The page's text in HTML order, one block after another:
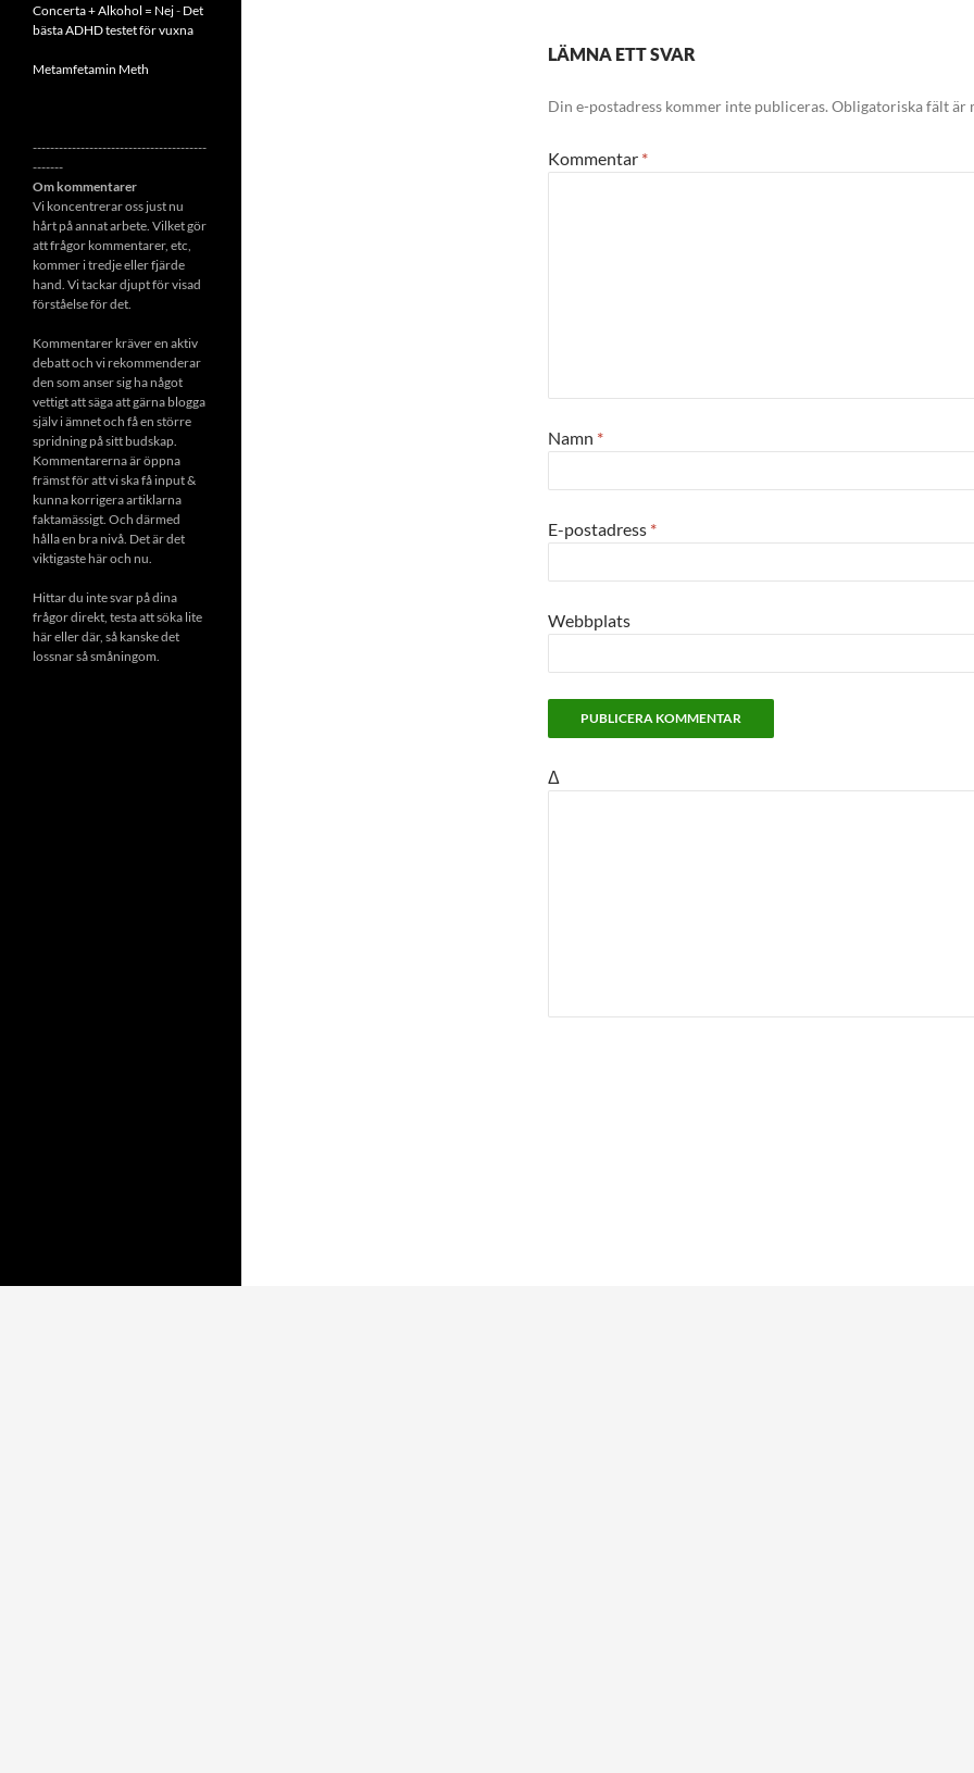
LÄMNA ETT SVAR
Din e-postadress kommer inte publiceras. Obligatoriska fält är
Kommentar *
Namn *
E-postadress *
Webbplats
Δ
Concerta + Alkohol = Nej- Det
bästa ADHD testet för vuxna
Metamfetamin Meth
----------------------------------------
-------
Om kommentarer
Vi koncentrerar oss just nu
hårt på annat arbete. Vilket gör
att frågor kommentarer, etc,
kommer i tredje eller fjärde
hand. Vi tackar djupt för visad
förståelse för det.
Kommentarer kräver en aktiv
debatt och vi rekommenderar
den som anser sig ha något
vettigt att säga att gärna blogga
själv i ämnet och få en större
spridning på sitt budskap.
Kommentarerna är öppna
främst för att vi ska få input &
kunna korrigera artiklarna
faktamässigt. Och därmed
hålla en bra nivå. Det är det
viktigaste här och nu.
Hittar du inte svar på dina
frågor direkt, testa att söka lite
här eller där, så kanske det
lossnar så småningom.